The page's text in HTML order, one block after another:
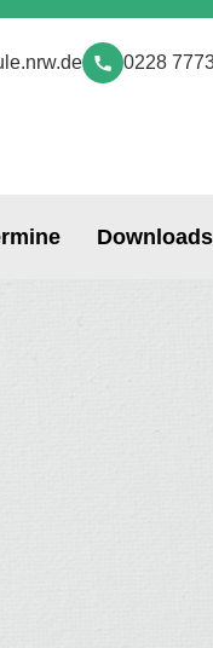
0228
Downloads